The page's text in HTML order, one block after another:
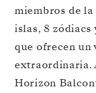
miembros de
islas, 8
que ofrecen
extraordinaria.
Horizon